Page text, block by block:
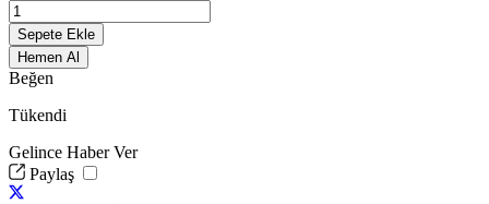
Sepete Ekle
Hemen Al
Beğen
Tükendi
Gelince Haber Ver
Paylaş